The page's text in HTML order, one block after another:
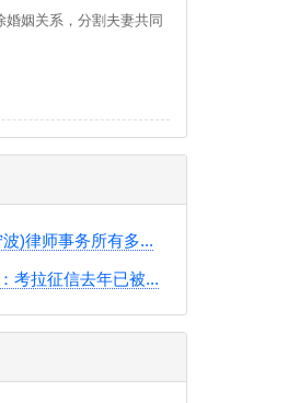
姻关系，分割夫妻共同
)律师事务所有多...
考拉征信去年已被...